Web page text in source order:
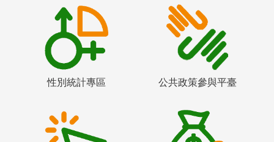
性別統計專區 公共政策參與平臺